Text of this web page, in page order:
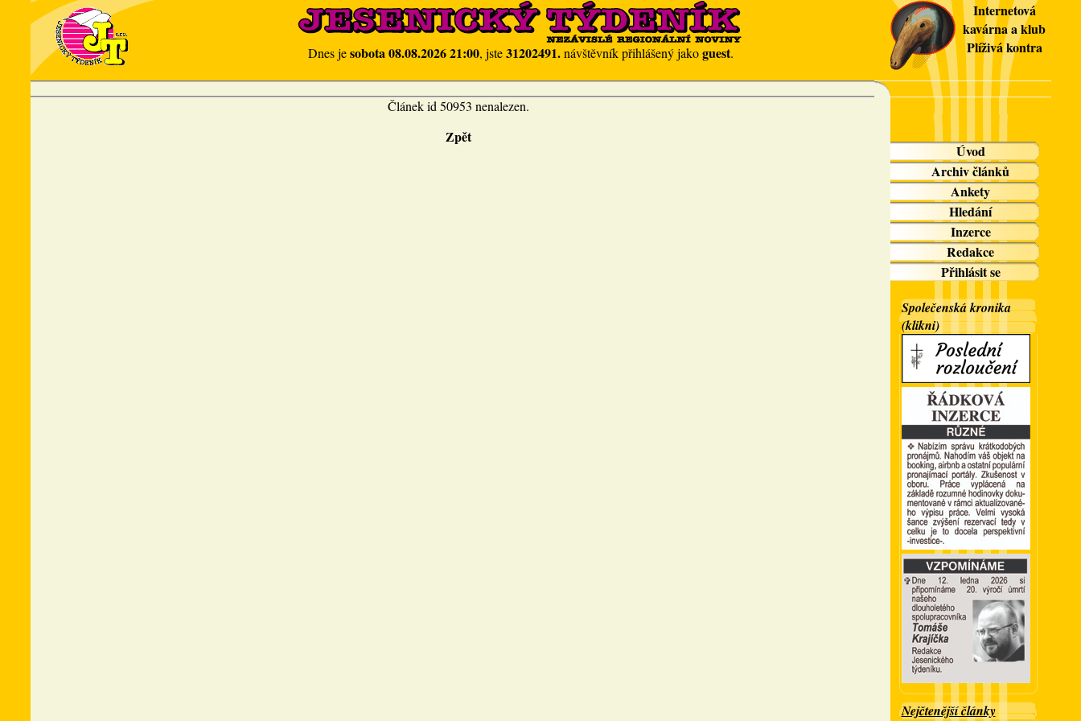
Dnes jesobota 08.08.2026 21:00, jste31202491.návštěvník přihlášený jakoguest.
Internetová
kavárna a klub
Plíživá kontra
Článek id 50953 nenalezen.
Zpět
Úvod
Archiv článků
Ankety
Hledání
Inzerce
Redakce
Přihlásit se
Společenská kronika
(klikni)
Nejčtenější články